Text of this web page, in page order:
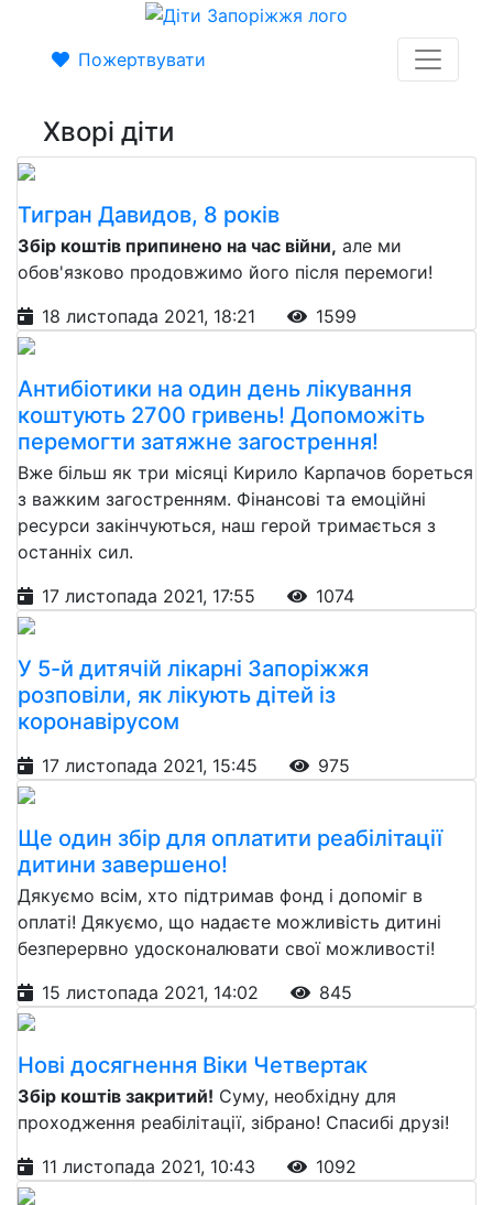
Пожертвувати
Хворі діти
Тигран Давидов, 8 років
Збір коштів припинено на час війни, але ми
обов'язково продовжимо його після перемоги!
18 листопада 2021, 18:21
1599
Антибіотики на один день лікування
коштують 2700 гривень! Допоможіть
перемогти затяжне загострення!
Вже більш як три місяці Кирило Карпачов бореться
з важким загостренням. Фінансові та емоційні
ресурси закінчуються, наш герой тримається з
останніх сил.
17 листопада 2021, 17:55
1074
У 5-й дитячій лікарні Запоріжжя
розповіли, як лікують дітей із
коронавірусом
17 листопада 2021, 15:45 975
Ще один збір для оплатити реабілітації
дитини завершено!
Дякуємо всім, хто підтримав фонд і допоміг в
оплаті! Дякуємо, що надаєте можливість дитині
безперервно удосконалювати свої можливості!
15 листопада 2021, 14:02
845
Нові досягнення Віки Четвертак
Збір коштів закритий! Суму, необхідну для
проходження реабілітації, зібрано! Спасибі друзі!
11 листопада 2021, 10:43
1092